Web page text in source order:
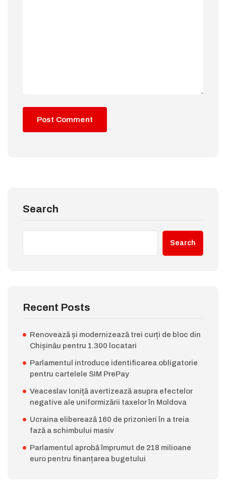
Search
Search
Recent Posts
Renovează și modernizează trei curți de bloc din
Chișinău pentru 1.300 locatari
Parlamentul introduce identificarea obligatorie
pentru cartelele SIM PrePay
Veaceslav Ioniță avertizează asupra efectelor
negative ale uniformizării taxelor în Moldova
Ucraina eliberează 160 de prizonieri în a treia
fază a schimbului masiv
Parlamentul aprobă împrumut de 218 milioane
euro pentru finanțarea bugetului